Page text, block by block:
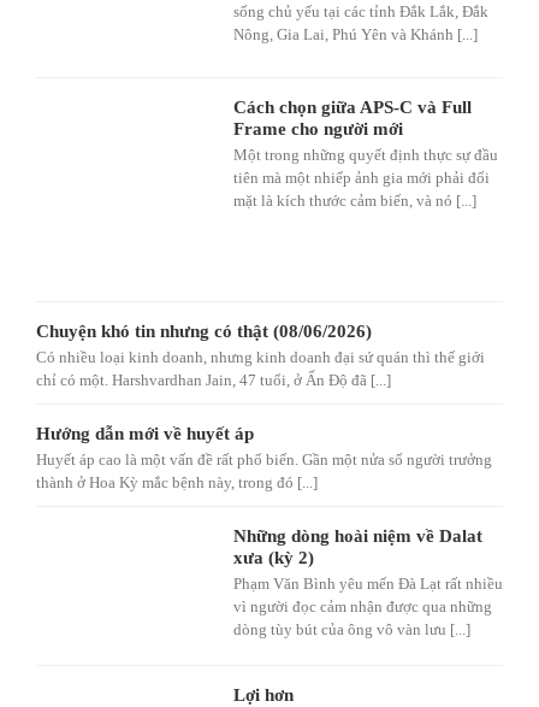
sống chủ yếu tại các tỉnh Đắk Lắk, Đắk
Nông, Gia Lai, Phú Yên và Khánh [...]
Cách chọn giữa APS-C và Full
Frame cho người mới
Một trong những quyết định thực sự đầu
tiên mà một nhiếp ảnh gia mới phải đối
mặt là kích thước cảm biến, và nó [...]
Chuyện khó tin nhưng có thật (08/06/2026)
Có nhiều loại kinh doanh, nhưng kinh doanh đại sứ quán thì thế giới
chỉ có một. Harshvardhan Jain, 47 tuổi, ở Ấn Độ đã [...]
Hướng dẫn mới về huyết áp
Huyết áp cao là một vấn đề rất phổ biến. Gần một nửa số người trưởng
thành ở Hoa Kỳ mắc bệnh này, trong đó [...]
Những dòng hoài niệm về Dalat
xưa (kỳ 2)
Phạm Văn Bình yêu mến Đà Lạt rất nhiều
vì người đọc cảm nhận được qua những
dòng tùy bút của ông vô vàn lưu [...]
Lợi hơn